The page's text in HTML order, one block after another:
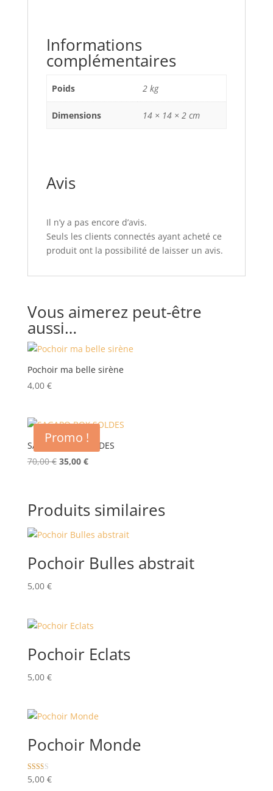
Informations
complémentaires
Poids 2 kg
Dimensions 14 × 14 × 2 cm
Avis
Il n’y a pas encore d’avis.
Seuls les clients connectés ayant acheté ce
produit ont la possibilité de laisser un avis.
Vous aimerez peut-être
aussi…
Pochoir ma belle sirène
4,00 €
Promo !
SAGAPO BOX SOLDES
70,00€ Le
était :
70,00 €.
35,00 €Le
est :
35,00 €.
Produits similaires
Pochoir Bulles abstrait
5,00 €
Pochoir Eclats
5,00 €
Pochoir Monde
Note
2.00
5,00 €